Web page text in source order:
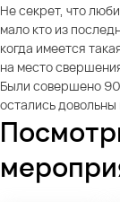
Не секрет, что
мало кто из
когда имеется
на место
Были совершено
остались